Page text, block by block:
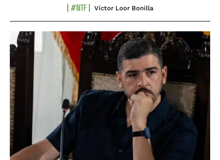
#NTF Víctor Loor Bonilla